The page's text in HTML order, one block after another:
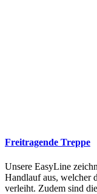
Freitragende Treppe
Unsere EasyLine
Handlauf aus, welcher
verleiht. Zudem sind